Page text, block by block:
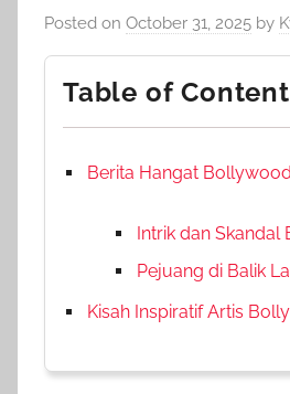
Posted on October 31, 2025 by
Table of
Berita Hangat
Intrik dan Skandal
Pejuang di Balik
Kisah Inspiratif Artis